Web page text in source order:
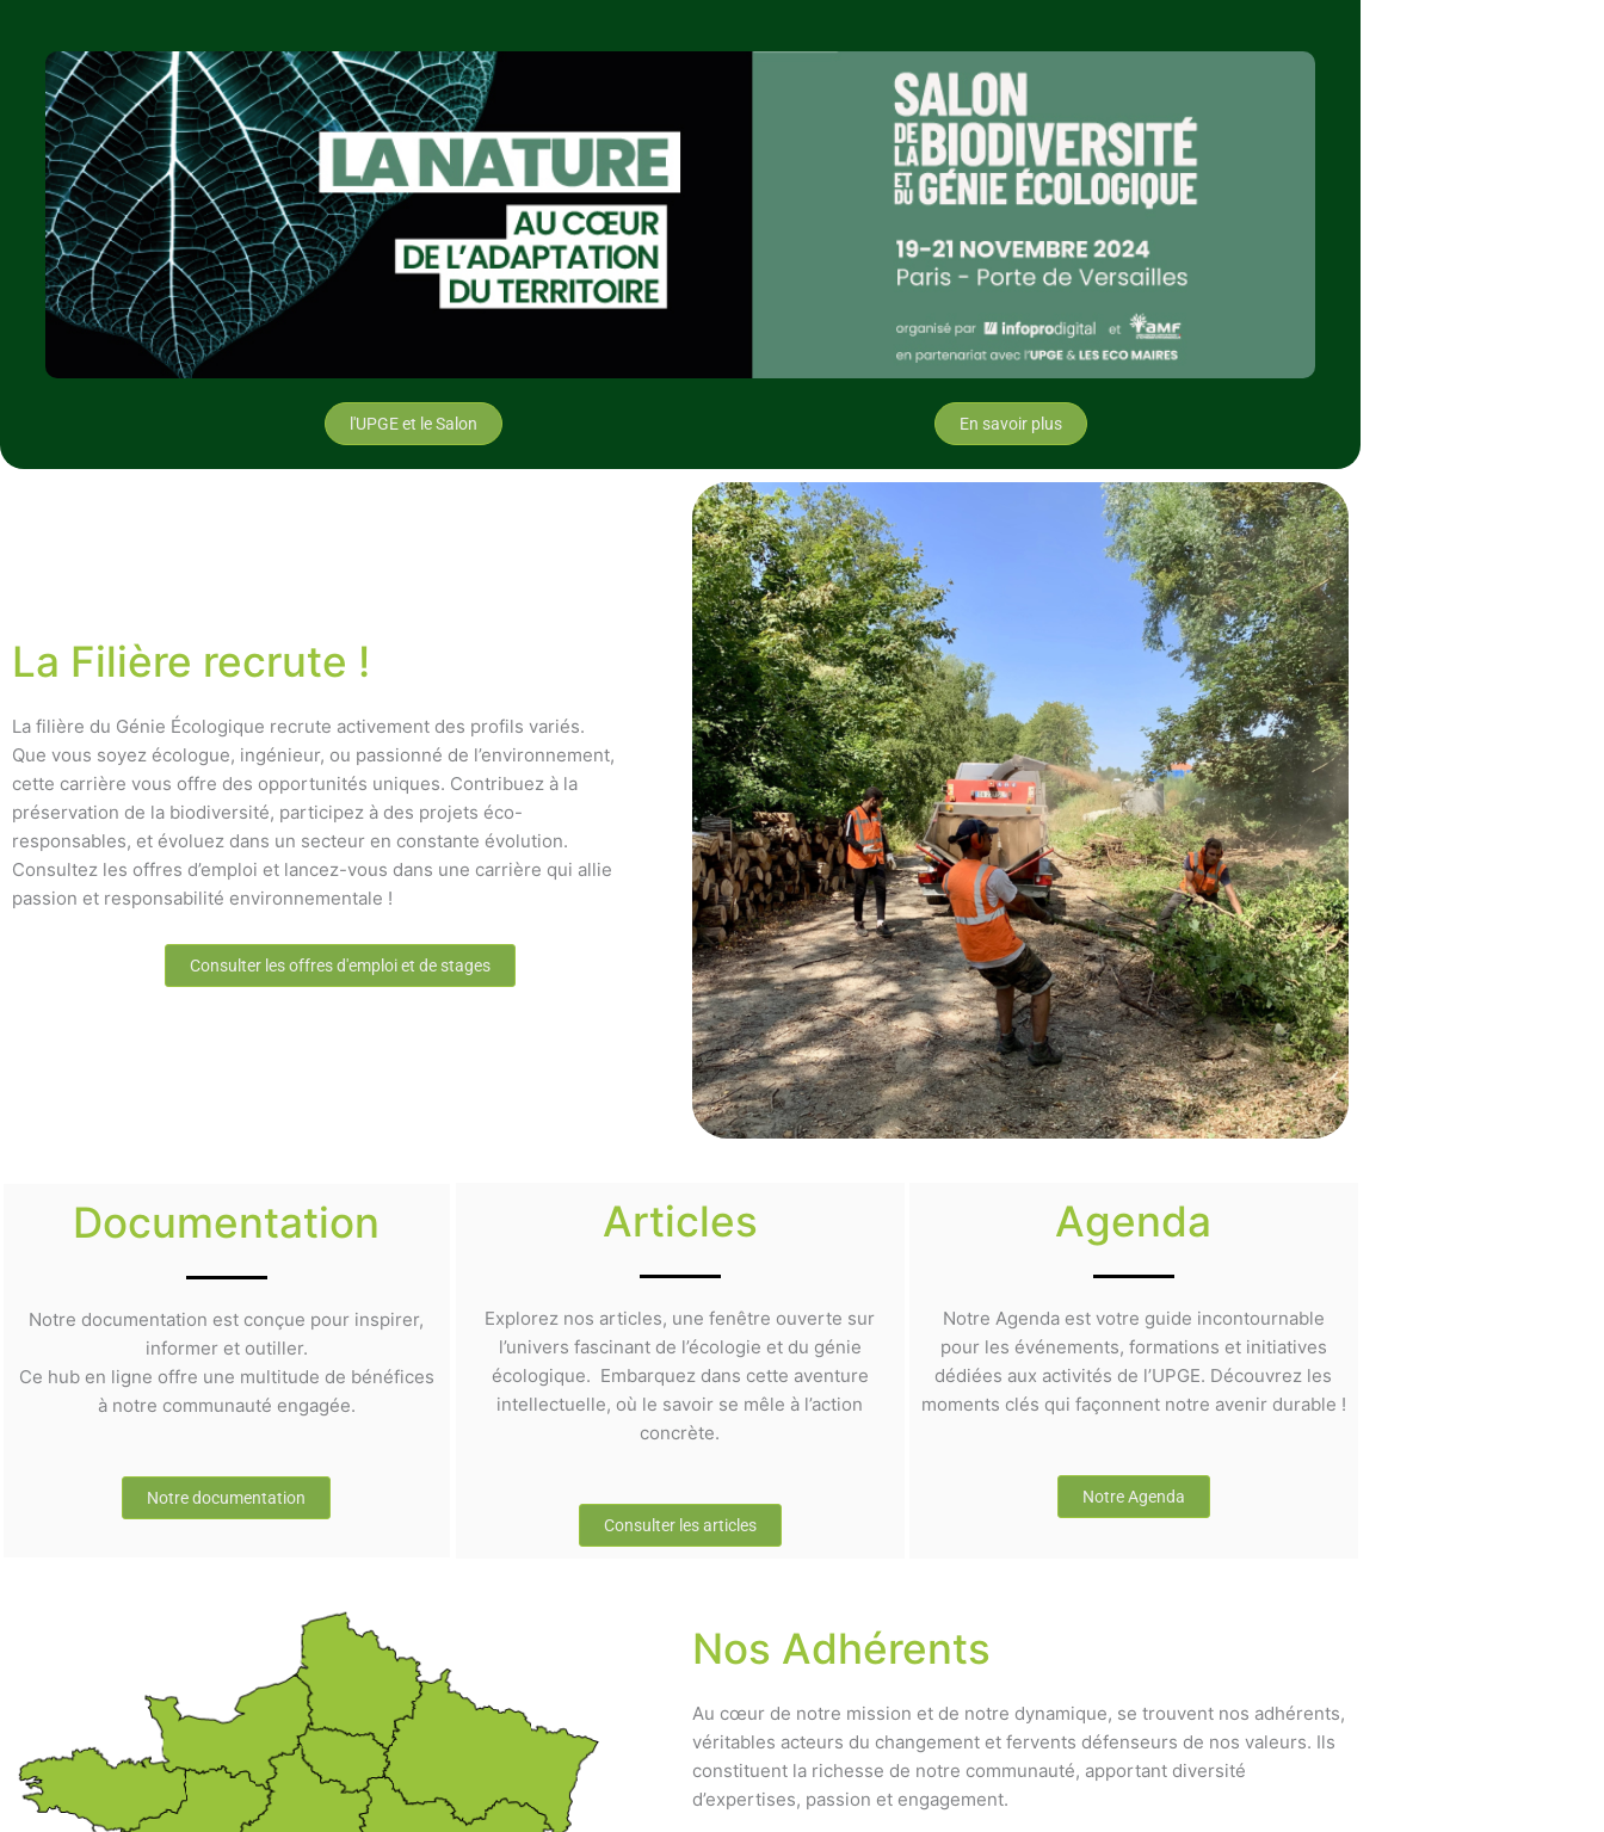
l'UPGE et le Salon En savoir plus
La Filière recrute !
La filière du Génie Écologique recrute activement des profils variés.
Que vous soyez écologue, ingénieur, ou passionné de l’environnement,
cette carrière vous offre des opportunités uniques. Contribuez à la
préservation de la biodiversité, participez à des projets éco-
responsables, et évoluez dans un secteur en constante évolution.
Consultez les offres d’emploi et lancez-vous dans une carrière qui allie
passion et responsabilité environnementale !
Consulter les offres d'emploi et de stages
Documentation
Notre documentation est conçue pour inspirer,
informer et outiller.
Ce hub en ligne offre une multitude de bénéfices
à notre communauté engagée.
Notre documentation
Articles
Explorez nos articles, une fenêtre ouverte sur
l’univers fascinant de l’écologie et du génie
écologique. Embarquez dans cette aventure
intellectuelle, où le savoir se mêle à l’action
concrète.
Consulter les articles
Agenda
Notre Agenda est votre guide incontournable
pour les événements, formations et initiatives
dédiées aux activités de l’UPGE. Découvrez les
moments clés qui façonnent notre avenir durable !
Notre Agenda
Nos Adhérents
Au cœur de notre mission et de notre dynamique, se trouvent nos adhérents,
véritables acteurs du changement et fervents défenseurs de nos valeurs. Ils
constituent la richesse de notre communauté, apportant diversité
d’expertises, passion et engagement.